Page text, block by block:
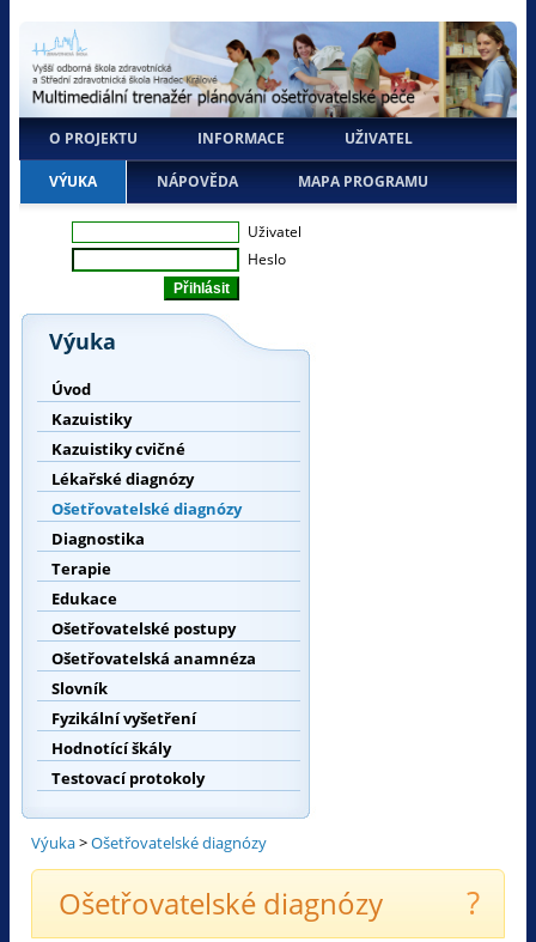
O PROJEKTU INFORMACE UŽIVATEL
VÝUKA NÁPOVĚDA MAPA PROGRAMU
Uživatel
Heslo
Výuka
Úvod
Kazuistiky
Kazuistiky cvičné
Lékařské diagnózy
Ošetřovatelské diagnózy
Diagnostika
Terapie
Edukace
Ošetřovatelské postupy
Ošetřovatelská anamnéza
Slovník
Fyzikální vyšetření
Hodnotící škály
Testovací protokoly
Výuka>Ošetřovatelské diagnózy
Ošetřovatelské diagnózy ?